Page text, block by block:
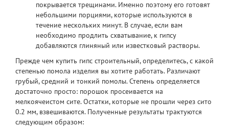
покрывается трещинами. Именно поэтому его готовят
небольшими порциями, которые используются в
течение нескольких минут. В случае, если вам
необходимо продлить схватывание, к гипсу
добавляются глиняный или известковый растворы.
Прежде чем купить гипс строительный, определитесь, с какой
степенью помола изделия вы хотите работать. Различают
грубый, средний и тонкий помолы. Степень определяется
достаточно просто: порошок просеивается на
мелкоячеистом сите. Остатки, которые не прошли через сито
0.2 мм, взвешиваются. Полученные результаты трактуются
следующим образом: